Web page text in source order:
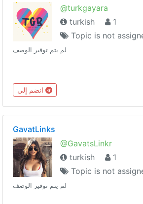
@turkgayara
turkish
1
Topic is not
لم يتم توفير الوصف
GavatLinks
@GavatsLinkr
turkish
1
Topic is not
لم يتم توفير الوصف